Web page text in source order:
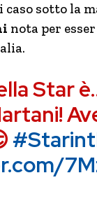
sotto la
nota per
Star